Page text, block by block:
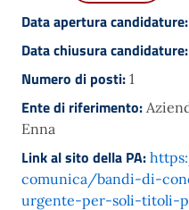
Data apertura candidature:
Data chiusura candidature:
Numero di posti: 1
Ente di riferimento:
Enna
Link al sito della PA:
comunica/bandi-di-
urgente-per-soli-titoli-